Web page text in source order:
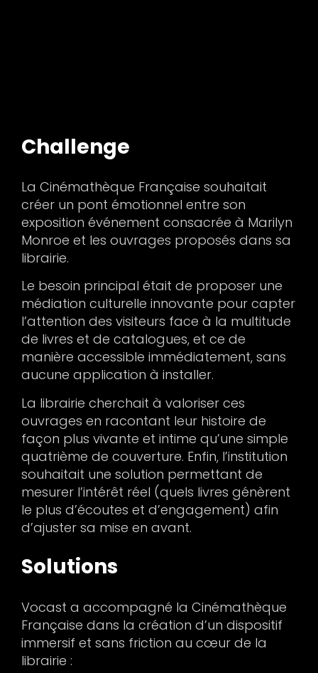
Challenge
La Cinémathèque Française souhaitait
créer un pont émotionnel entre son
exposition événement consacrée à Marilyn
Monroe et les ouvrages proposés dans sa
librairie.
Le besoin principal était de proposer une
médiation culturelle innovante pour capter
l’attention des visiteurs face à la multitude
de livres et de catalogues, et ce de
manière accessible immédiatement, sans
aucune application à installer.
La librairie cherchait à valoriser ces
ouvrages en racontant leur histoire de
façon plus vivante et intime qu’une simple
quatrième de couverture. Enfin, l’institution
souhaitait une solution permettant de
mesurer l’intérêt réel (quels livres génèrent
le plus d’écoutes et d’engagement) afin
d’ajuster sa mise en avant.
Solutions
Vocast a accompagné la Cinémathèque
Française dans la création d’un dispositif
immersif et sans friction au cœur de la
librairie :